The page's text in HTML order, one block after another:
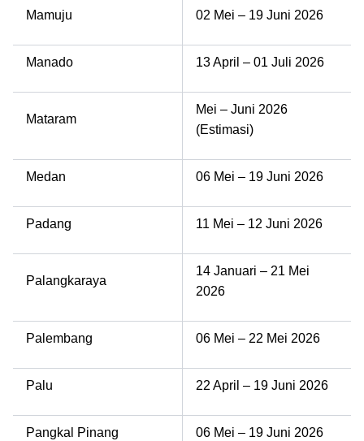
Mamuju 02 Mei – 19 Juni 2026
Manado 13 April – 01 Juli 2026
Mataram
Mei – Juni 2026
(Estimasi)
Medan 06 Mei – 19 Juni 2026
Padang 11 Mei – 12 Juni 2026
Palangkaraya
14 Januari – 21 Mei
2026
Palembang 06 Mei – 22 Mei 2026
Palu 22 April – 19 Juni 2026
Pangkal Pinang 06 Mei – 19 Juni 2026